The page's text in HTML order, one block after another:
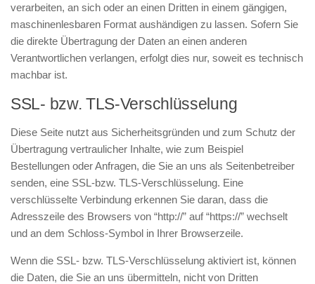
verarbeiten, an sich oder an einen Dritten in einem gängigen,
maschinenlesbaren Format aushändigen zu lassen. Sofern Sie
die direkte Übertragung der Daten an einen anderen
Verantwortlichen verlangen, erfolgt dies nur, soweit es technisch
machbar ist.
SSL- bzw. TLS-Verschlüsselung
Diese Seite nutzt aus Sicherheitsgründen und zum Schutz der
Übertragung vertraulicher Inhalte, wie zum Beispiel
Bestellungen oder Anfragen, die Sie an uns als Seitenbetreiber
senden, eine SSL-bzw. TLS-Verschlüsselung. Eine
verschlüsselte Verbindung erkennen Sie daran, dass die
Adresszeile des Browsers von “http://” auf “https://” wechselt
und an dem Schloss-Symbol in Ihrer Browserzeile.
Wenn die SSL- bzw. TLS-Verschlüsselung aktiviert ist, können
die Daten, die Sie an uns übermitteln, nicht von Dritten